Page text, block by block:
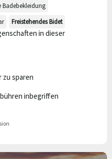
Badebekleidung
Freistehendes Bidet
in dieser
zu sparen
inbegriffen